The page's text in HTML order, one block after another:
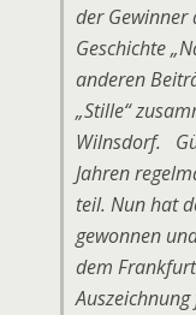
der Gewinner
Geschichte
anderen
„Stille“
Wilnsdorf.
Jahren
teil. Nun hat
gewonnen
dem